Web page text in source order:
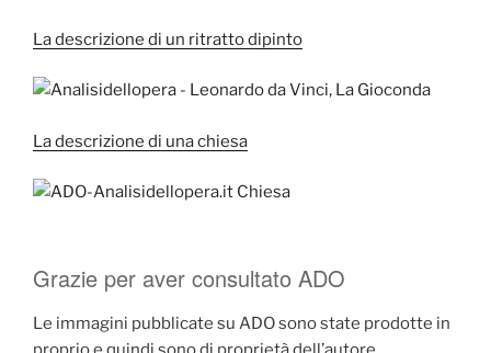
La descrizione di un ritratto dipinto
La descrizione di una chiesa
Grazie per aver consultato ADO
Le immagini pubblicate su ADO sono state prodotte in